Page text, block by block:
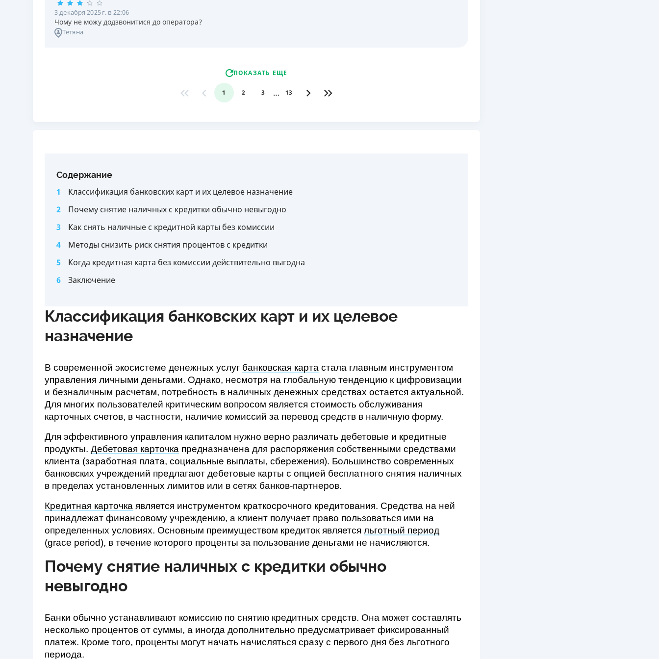
3 декабря 2025 г. в 22:06
Чому не можу додзвонитися до оператора?
Тетяна
ПОКАЗАТЬ ЕЩЕ
1 2 3 … 13
Содержание
1
Классификация банковских карт и их целевое назначение
2
Почему снятие наличных с кредитки обычно невыгодно
3
Как снять наличные с кредитной карты без комиссии
4
Методы снизить риск снятия процентов с кредитки
5
Когда кредитная карта без комиссии действительно выгодна
6
Заключение
Классификация банковских карт и их целевое
назначение
В современной экосистеме денежных услуг банковская карта стала главным инструментом
управления личными деньгами. Однако, несмотря на глобальную тенденцию к цифровизации
и безналичным расчетам, потребность в наличных денежных средствах остается актуальной.
Для многих пользователей критическим вопросом является стоимость обслуживания
карточных счетов, в частности, наличие комиссий за перевод средств в наличную форму.
Для эффективного управления капиталом нужно верно различать дебетовые и кредитные
продукты. Дебетовая карточка предназначена для распоряжения собственными средствами
клиента (заработная плата, социальные выплаты, сбережения). Большинство современных
банковских учреждений предлагают дебетовые карты с опцией бесплатного снятия наличных
в пределах установленных лимитов или в сетях банков-партнеров.
Кредитная карточка является инструментом краткосрочного кредитования. Средства на ней
принадлежат финансовому учреждению, а клиент получает право пользоваться ими на
определенных условиях. Основным преимуществом кредиток является льготный период
(grace period), в течение которого проценты за пользование деньгами не начисляются.
Почему снятие наличных с кредитки обычно
невыгодно
Банки обычно устанавливают комиссию по снятию кредитных средств. Она может составлять
несколько процентов от суммы, а иногда дополнительно предусматривает фиксированный
платеж. Кроме того, проценты могут начать начисляться сразу с первого дня без льготного
периода.